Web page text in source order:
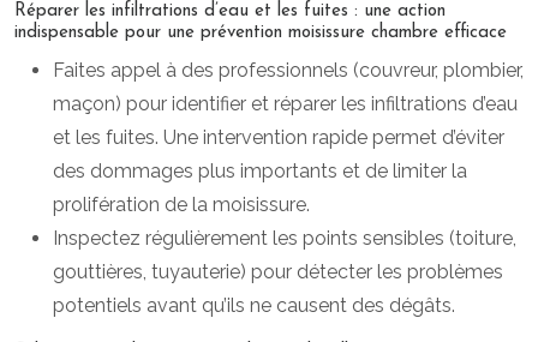
Réparer les infiltrations d’eau et les fuites : une action
indispensable pour une prévention moisissure chambre efficace
Faites appel à des professionnels (couvreur, plombier,
maçon) pour identifier et réparer les infiltrations d’eau
et les fuites. Une intervention rapide permet d’éviter
des dommages plus importants et de limiter la
prolifération de la moisissure.
Inspectez régulièrement les points sensibles (toiture,
gouttières, tuyauterie) pour détecter les problèmes
potentiels avant qu’ils ne causent des dégâts.